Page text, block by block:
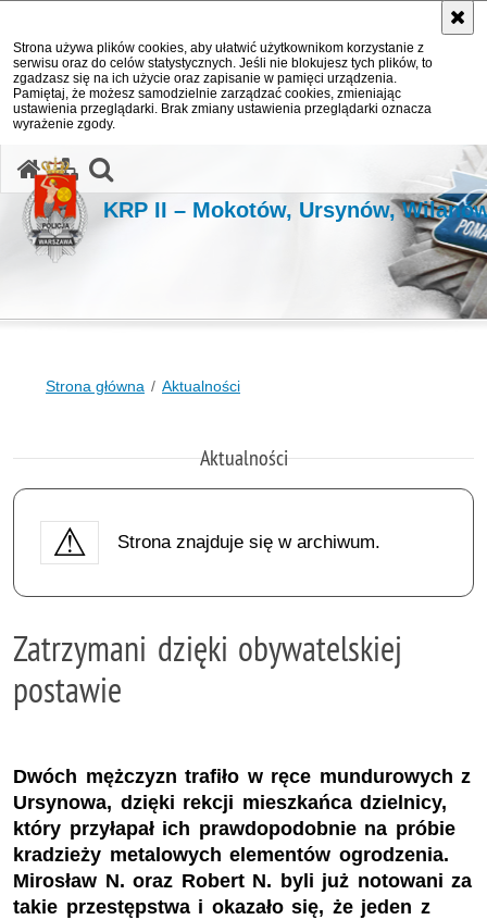
Strona używa plików cookies, aby ułatwić użytkownikom korzystanie z
serwisu oraz do celów statystycznych. Jeśli nie blokujesz tych plików, to
zgadzasz się na ich użycie oraz zapisanie w pamięci urządzenia.
Pamiętaj, że możesz samodzielnie zarządzać cookies, zmieniając
ustawienia przeglądarki. Brak zmiany ustawienia przeglądarki oznacza
wyrażenie zgody.
KRP II – Mokotów, Ursynów,
Strona główna Aktualności
Aktualności
Strona znajduje się w archiwum.
Zatrzymani dzięki obywatelskiej
postawie
Dwóch mężczyzn trafiło w ręce mundurowych z
Ursynowa, dzięki rekcji mieszkańca dzielnicy,
który przyłapał ich prawdopodobnie na próbie
kradzieży metalowych elementów ogrodzenia.
Mirosław N. oraz Robert N. byli już notowani za
takie przestępstwa i okazało się, że jeden z